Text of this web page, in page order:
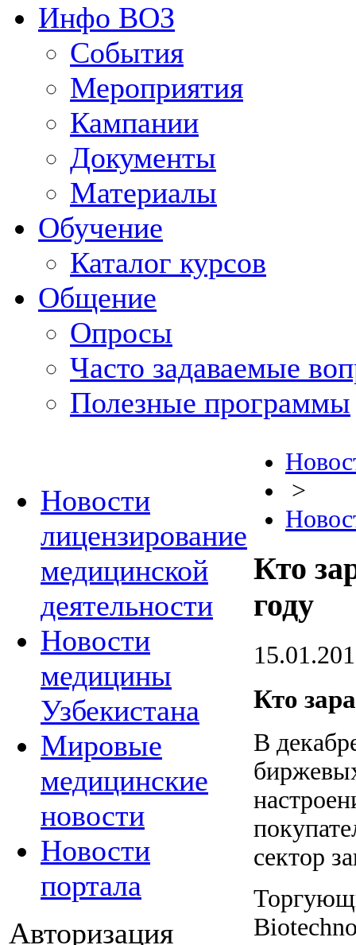
Инфо ВОЗ
События
Мероприятия
Кампании
Документы
Материалы
Обучение
Каталог курсов
Общение
Опросы
Часто задаваемые
Полезные программы
Новости
лицензирование
медицинской
деятельности
Новости
медицины
Узбекистана
Мировые
медицинские
новости
Новости
портала
Авторизация
>
Кто
году
Кто
В
сектор